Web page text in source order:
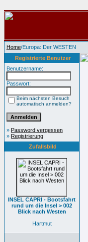
Home/Europa: Der WESTEN
Registrierte Benutzer
Benutzername:
Passwort:
Beim nächsten Besuch
automatisch anmelden?
» Password vergessen
» Registrierung
Zufallsbild
INSEL CAPRI - Bootsfahrt
rund um die Insel > 002
Blick nach Westen
Hartmut